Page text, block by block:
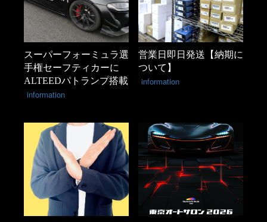
スーパーフォーミュラ選
手権セーフティカーに
ALTEEDパトランプ搭載
information
営業日即日発送【納期に
ついて】
information